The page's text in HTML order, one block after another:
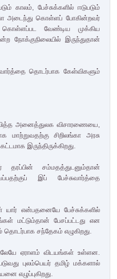
காலம், பேச்சுக்களில் ஈடுபடும்
அடைந்து கொள்ளப் போகின்றவர்
வேண்டிய முக்கிய
நோக்குநிலையில் இருந்துதான்
தொடர்பாக கேள்விகளும்
அனைத்துலக விசாரணையை,
சிறிலங்கா அரசு
இருந்திருக்கிறது.
தரப்பின் சம்மதத்துடனும்தான்
இப் பேச்சுவார்த்தை
யார் என்பதனையே பேச்சுக்களில்
மட்டும்தான் பேசப்பட்டது என
சந்தேகம் எழுகிறது.
ஏராளம் விடயங்கள் உள்ளன.
புலம்பெயர் தமிழ் மக்களால்
எழுப்புகிறது.